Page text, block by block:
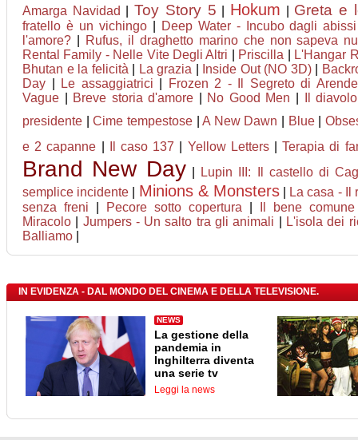
Amarga Navidad |Toy Story 5 Hokum Greta e
fratello è un vichingo| Deep Water - Incubo dagli abissi
l'amore?
Rufus, il draghetto marino che non sapeva
Rental Family - Nelle Vite Degli Altri
Priscilla
L'Hangar
Bhutan e la felicità
La grazia Inside Out (NO 3D)|
Day
Le assaggiatrici
Frozen 2 - Il Segreto di
Vague
Breve storia d'amore No Good Men
Il
presidente |Cime tempestose|A New Dawn Blue|
e 2 capanne
Il caso 137 Yellow Letters|Terapia di
Brand New Day
Lupin III: Il castello di
semplice incidente
Minions & Monsters|
La casa - Il
senza freni
Pecore sotto copertura Il bene comune
Miracolo
Jumpers - Un salto tra gli animali
L'isola dei
Balliamo
IN EVIDENZA - DAL MONDO DEL CINEMA E DELLA TELEVISIONE.
NEWS
La gestione della
pandemia in
Inghilterra diventa
una serie tv
Leggi la news